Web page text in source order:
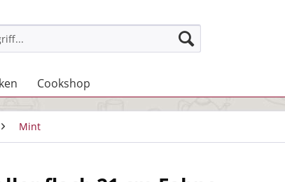
Cookshop
Mint